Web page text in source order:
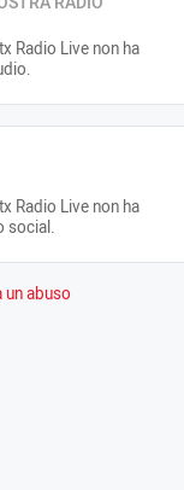
Radio Live non ha
Radio Live non ha
social.
un abuso